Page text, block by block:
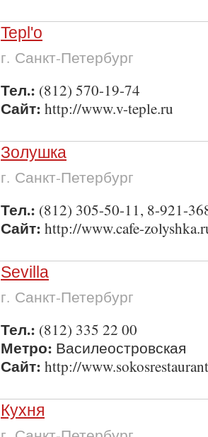
Tepl'o
г. Санкт-Петербург
Тел.: (812) 570-19-74
Сайт: http://www.v-teple.ru
Золушка
г. Санкт-Петербург
Тел.: (812) 305-50-11, 8-921-
Сайт: http://www.cafe-
Sevilla
г. Санкт-Петербург
Тел.: (812) 335 22 00
Метро: Василеостровская
Сайт: http://
Кухня